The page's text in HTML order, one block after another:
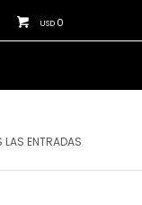
USD 0
LAS ENTRADAS